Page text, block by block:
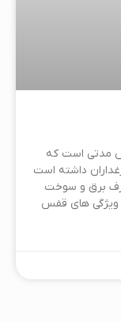
مدتی است که
داشته است
برق و سوخت
ویژگی های قفس